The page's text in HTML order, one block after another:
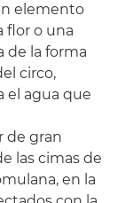
elemento
flor o una
de la forma
circo,
el agua que
de gran
las cimas de
en la